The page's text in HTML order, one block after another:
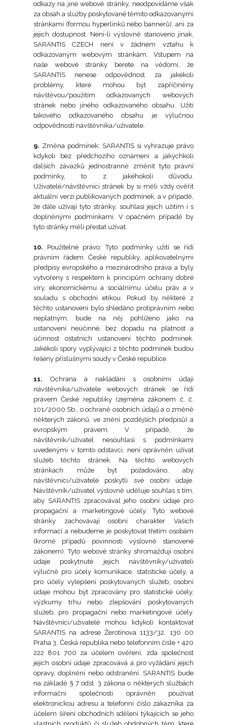
odkazy na jiné webové stránky, neodpovídáme však
za obsah a služby poskytované těmito odkazovanými
stránkami (formou hyperlinků nebo bannerů), ani za
jejich dostupnost. Není-li výslovně stanoveno jinak,
SARANTIS CZECH není v žádném vztahu k
odkazovaným webovým stránkám. Vstupem na
naše webové stránky berete na vědomí, že
SARANTIS nenese odpovědnost za jakékoli
problémy, které mohou být zapříčiněny
návštěvou/použitím odkazovaných webových
stránek nebo jiného odkazovaného obsahu. Užití
takového odkazovaného obsahu je výlučnou
odpovědností návštěvníka/uživatele.
9. Změna podmínek: SARANTIS si vyhrazuje právo
kdykoli bez předchozího oznámení a jakýchkoli
dalších závazků jednostranně změnit tyto právní
podmínky, to z jakéhokoli důvodu.
Uživatelé/návštěvníci stránek by si měli vždy ověřit
aktuální verzi publikovaných podmínek, a v případě,
že dále užívají tyto stránky, souhlasí jejich užitím i s
doplněnými podmínkami. V opačném případě by
tyto stránky měli přestat užívat.
10. Použitelné právo: Tyto podmínky užití se řídí
právním řádem České republiky, aplikovatelnými
předpisy evropského a mezinárodního práva a byly
vytvořeny s respektem k principům ochrany dobré
víry, ekonomickému a sociálnímu účelu práv a v
souladu s obchodní etikou. Pokud by některé z
těchto ustanovení bylo shledáno protiprávním nebo
neplatným, bude na něj pohlíženo jako na
ustanovení neúčinné, bez dopadu na platnost a
účinnost ostatních ustanovení těchto podmínek.
Jakékoli spory vyplývající z těchto podmínek budou
řešeny příslušnými soudy v České republice.
11. Ochrana a nakládání s osobními údaji
návštěvníka/uživatele webových stránek se řídí
právem České republiky (zejména zákonem č. č.
101/2000 Sb., o ochraně osobních údajů a o změně
některých zákonů, ve znění pozdějších předpisů) a
evropským právem. V případě, že
návštěvník/uživatel nesouhlasí s podmínkami
uvedenými v tomto odstavci, není oprávněn užívat
služeb těchto stránek. Na těchto webových
stránkách může být požadováno, aby
návštěvníci/uživatelé poskytli své osobní údaje.
Návštěvník/uživatel výslovně uděluje souhlas s tím,
aby SARANTIS zpracovával jeho osobní údaje pro
propagační a marketingové účely. Tyto webové
stránky zachovávají osobní charakter Vašich
informací a nebudeme je poskytovat třetím osobám
(kromě případů povinnosti výslovně stanovené
zákonem). Tyto webové stránky shromažďují osobní
údaje poskytnuté jejich návštěvníky/uživateli
výlučně pro účely komunikace, statistické účely, a
pro účely vylepšení poskytovaných služeb; osobní
údaje mohou být zpracovány pro statistické účely,
výzkumy trhu nebo zlepšování poskytovaných
služeb, pro propagační nebo marketingové účely.
Návštěvníci/uživatelé mohou kdykoli kontaktovat
SARANTIS na adrese Žerotínova 1133/32, 130 00
Praha 3, Česká republika nebo telefonním čísle + 420
222 801 700 za účelem ověření, zda společnost
jejich osobní údaje zpracovává a pro vyžádání jejich
opravy, doplnění nebo odstranění. SARANTIS bude
na základě § 7 odst. 3 zákona o některých službách
informační společnosti oprávněn používat
elektronickou adresu a telefonní číslo zákazníka za
účelem šíření obchodních sdělení týkajících se jeho